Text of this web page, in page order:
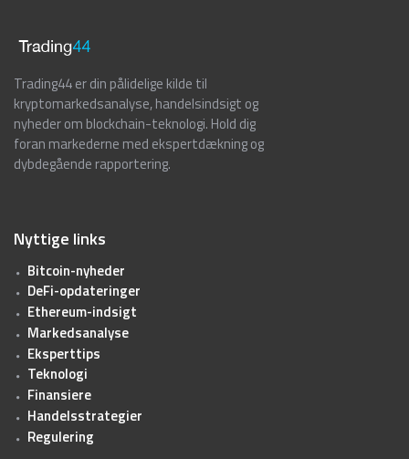
Trading44 er din pålidelige kilde til
kryptomarkedsanalyse, handelsindsigt og
nyheder om blockchain-teknologi. Hold dig
foran markederne med ekspertdækning og
dybdegående rapportering.
Nyttige links
Bitcoin-nyheder
DeFi-opdateringer
Ethereum-indsigt
Markedsanalyse
Eksperttips
Teknologi
Finansiere
Handelsstrategier
Regulering